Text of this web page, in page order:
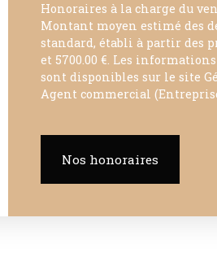
Honoraires à la charge du
Montant moyen estimé des
standard, établi à partir des
et 5700.00 €. Les
sont disponibles sur le site
Agent commercial
Nos honoraires